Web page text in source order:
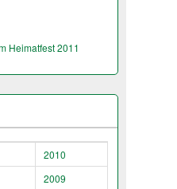
Heimatfest 2011
2010
2009